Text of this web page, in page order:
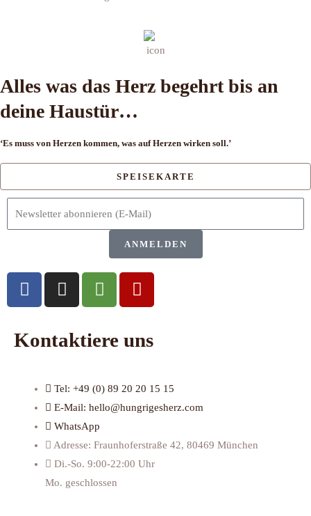
Alles was das Herz begehrt bis an
deine Haustür…
‘Es muss von Herzen kommen, was auf Herzen wirken soll.’
SPEISEKARTE
ANMELDEN
F
a
e
b
I
n
a
r
a
m
T
r
a
v
i
o
r
Y
e
Kontaktiere uns
Tel: +49 (0) 89 20 20 15 15
E-Mail: hello@hungrigesherz.com
WhatsApp
Adresse: Fraunhoferstraße 42, 80469 München
Di.-So. 9:00-22:00 Uhr
Mo. geschlossen